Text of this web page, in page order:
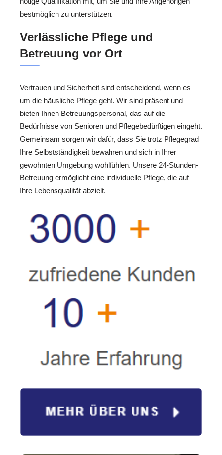
bestmöglich zu unterstützen.
Verlässliche Pflege und
Betreuung vor Ort
Vertrauen und Sicherheit sind entscheidend, wenn es
um die häusliche Pflege geht. Wir sind präsent und
bieten Ihnen Betreuungspersonal, das auf die
Bedürfnisse von Senioren und Pflegebedürftigen eingeht.
Gemeinsam sorgen wir dafür, dass Sie trotz Pflegegrad
Ihre Selbstständigkeit bewahren und sich in Ihrer
gewohnten Umgebung wohlfühlen. Unsere 24-Stunden-
Betreuung ermöglicht eine individuelle Pflege, die auf
Ihre Lebensqualität abzielt.